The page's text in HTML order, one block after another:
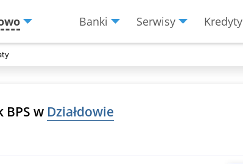
Banki Serwisy Kredyty
Menu
BPS w Działdowie